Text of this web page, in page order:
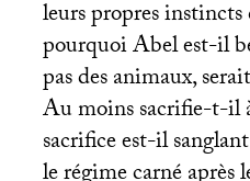
leurs propres instincts
pourquoi Abel est-il
pas des animaux,
Au moins sacrifie-t-il
sacrifice est-il sanglant